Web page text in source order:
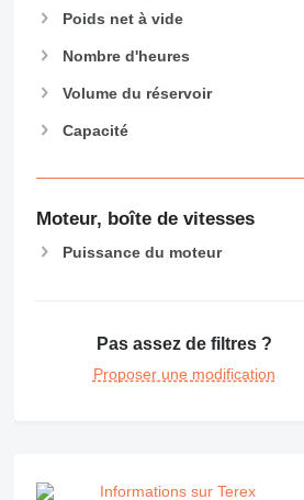
Poids net à vide
Nombre d'heures
Volume du réservoir
Capacité
Moteur, boîte de vitesses
Puissance du moteur
Pas assez de filtres ?
Proposer une modification
Informations sur Terex